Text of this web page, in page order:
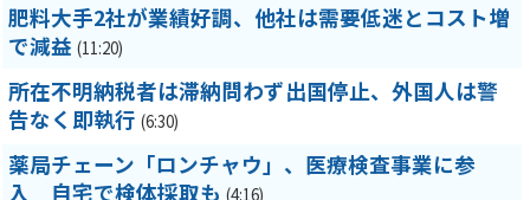
肥料大手2社が業績好調、他社は需要低迷とコスト増
で減益 (11:20)
所在不明納税者は滞納問わず出国停止、外国人は警
告なく即執行 (6:30)
薬局チェーン「ロンチャウ」、医療検査事業に参
入 自宅で検体採取も (4:16)